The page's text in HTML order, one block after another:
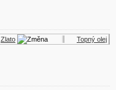
Zlato Topný olej